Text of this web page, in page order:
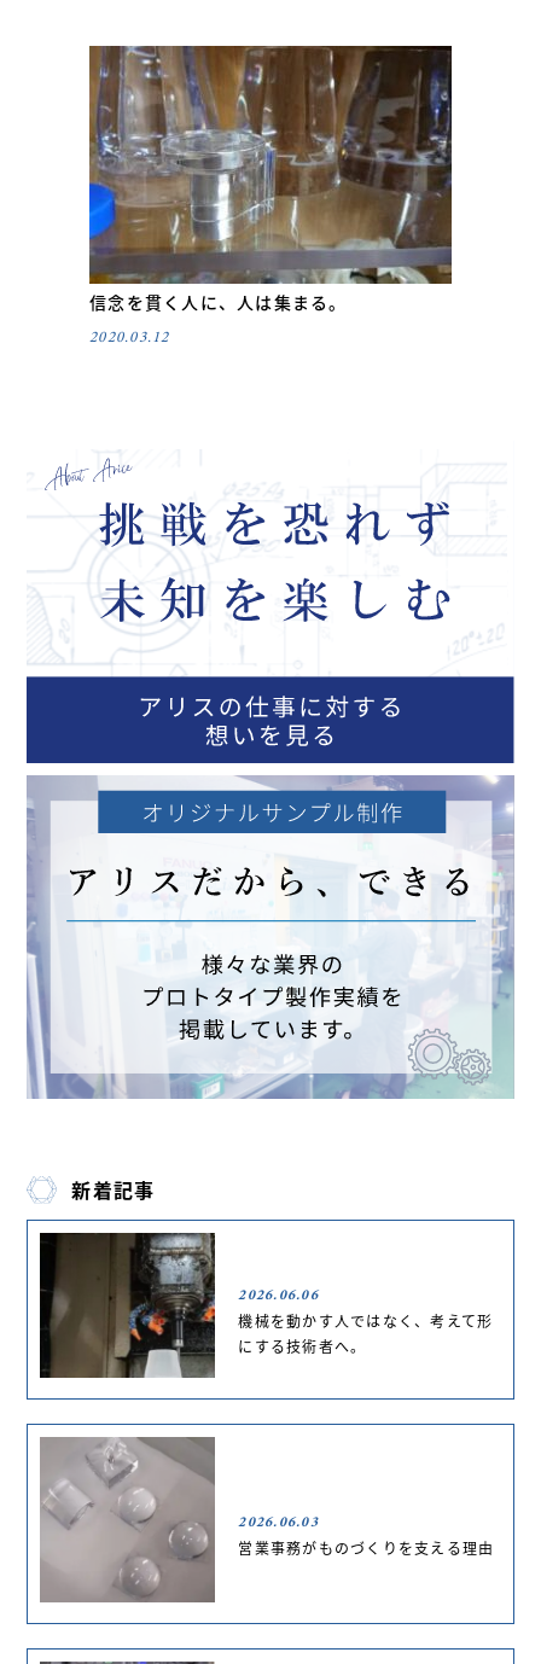
信念を貫く人に、人は集まる。
2020.03.12
新着記事
2026.06.06
機械を動かす人ではなく、考えて形
にする技術者へ。
2026.06.03
営業事務がものづくりを支える理由